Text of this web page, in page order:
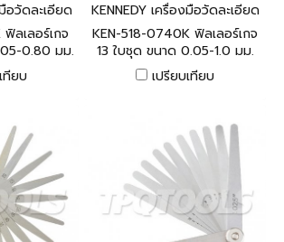
อวัดละเอียด
ลเลอร์เกจ
0.80 มม.
FEELER
ทียบ
KENNEDY เครื่องมือวัดละเอียด
KEN-518-0740K
KEN-518-0740K ฟิลเลอร์เกจ
13 ใบชุด ขนาด 0.05-1.0 มม.
KENNEDY METRIC FEELER
GAUGE
เปรียบเทียบ